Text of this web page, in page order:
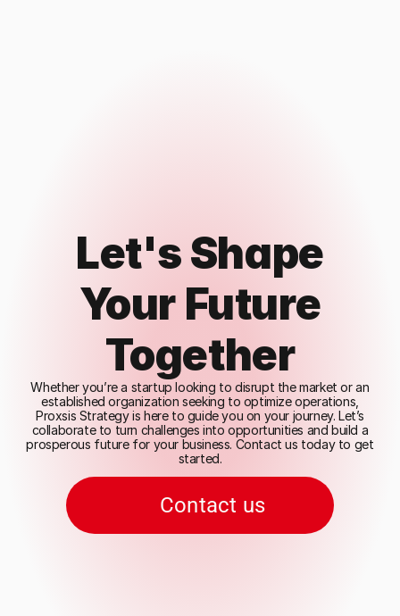
Let's Shape
Your Future
Together
Whether you’re a startup looking to disrupt the market or an
established organization seeking to optimize operations,
Proxsis Strategy is here to guide you on your journey. Let’s
collaborate to turn challenges into opportunities and build a
prosperous future for your business. Contact us today to get
started.
Contact us